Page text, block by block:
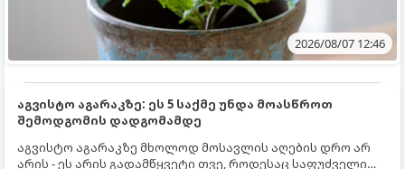
2026/08/07 12:46
აგვისტო აგარაკზე: ეს 5 საქმე უნდა მოასწროთ
შემოდგომის დადგომამდე
აგვისტო აგარაკზე მხოლოდ მოსავლის აღების დრო არ
არის - ეს არის გადამწყვეტი თვე, როდესაც საფუძველი